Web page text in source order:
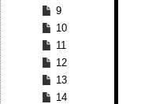
9
10
11
12
13
14